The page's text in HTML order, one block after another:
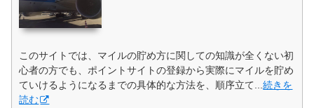
このサイトでは、マイルの貯め方に関しての知識が全くない初
心者の方でも、ポイントサイトの登録から実際にマイルを貯め
ていけるようになるまでの具体的な方法を、順序立て...続きを
読む